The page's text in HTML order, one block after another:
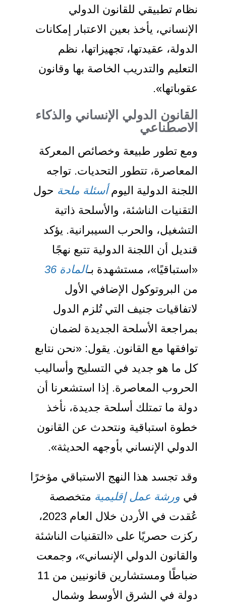
نظام تطبيقي للقانون الدولي
الإنساني، يأخذ بعين الاعتبار إمكانات
الدولة، عقيدتها، تجهيزاتها، نظم
التعليم والتدريب الخاصة بها وقانون
عقوباتها».
القانون الدولي الإنساني والذكاء
الاصطناعي
ومع تطور طبيعة وخصائص المعركة
المعاصرة، تتطور التحديات. تواجه
اللجنة الدولية اليومأسئلة ملحة حول
التقنيات الناشئة، والأسلحة ذاتية
التشغيل، والحرب السيبرانية. يؤكد
قنديل أن اللجنة الدولية تتبع نهجًا
«استباقيًا»، مستشهدة بـالمادة 36
من البروتوكول الإضافي الأول
لاتفاقيات جنيف التي تُلزم الدول
بمراجعة الأسلحة الجديدة لضمان
توافقها مع القانون. يقول: «نحن نتابع
كل ما هو جديد في التسليح وأساليب
الحروب المعاصرة. إذا استشعرنا أن
دولة ما تمتلك أسلحة جديدة، نأخذ
خطوة استباقية ونتحدث عن القانون
الدولي الإنساني بأوجهه الحديثة».
وقد تجسد هذا النهج الاستباقي مؤخرًا
في ورشة عمل إقليمية متخصصة
عُقدت في الأردن خلال العام 2023،
ركزت حصريًا على «التقنيات الناشئة
والقانون الدولي الإنساني»، وجمعت
ضباطًا ومستشارين قانونيين من 11
دولة في الشرق الأوسط وشمال